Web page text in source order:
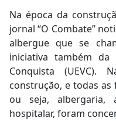
Na época da
jornal “O Combate”
albergue que se
iniciativa também
Conquista (UEVC).
construção, e todas as
ou seja, albergaria,
hospitalar, foram